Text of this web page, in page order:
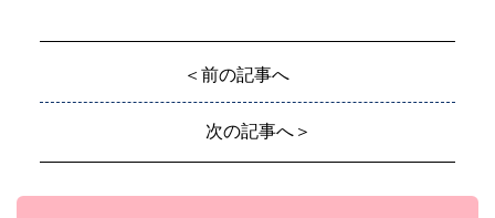
＜前の記事へ
次の記事へ＞